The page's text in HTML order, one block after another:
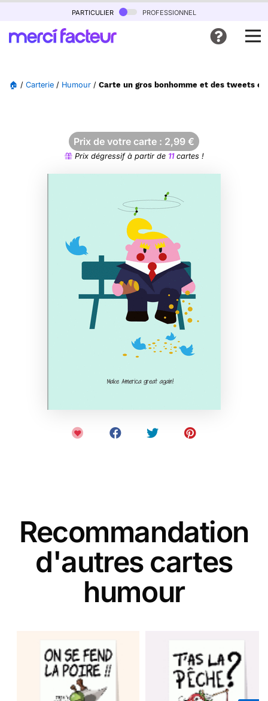
particulier professionnel
🏠 / Carterie / Humour / Carte un gros bonhomme et des tweets
Prix de votre carte : 2,99 €
Prix dégressif à partir de 11cartes !
Recommandation
d'autres cartes
humour